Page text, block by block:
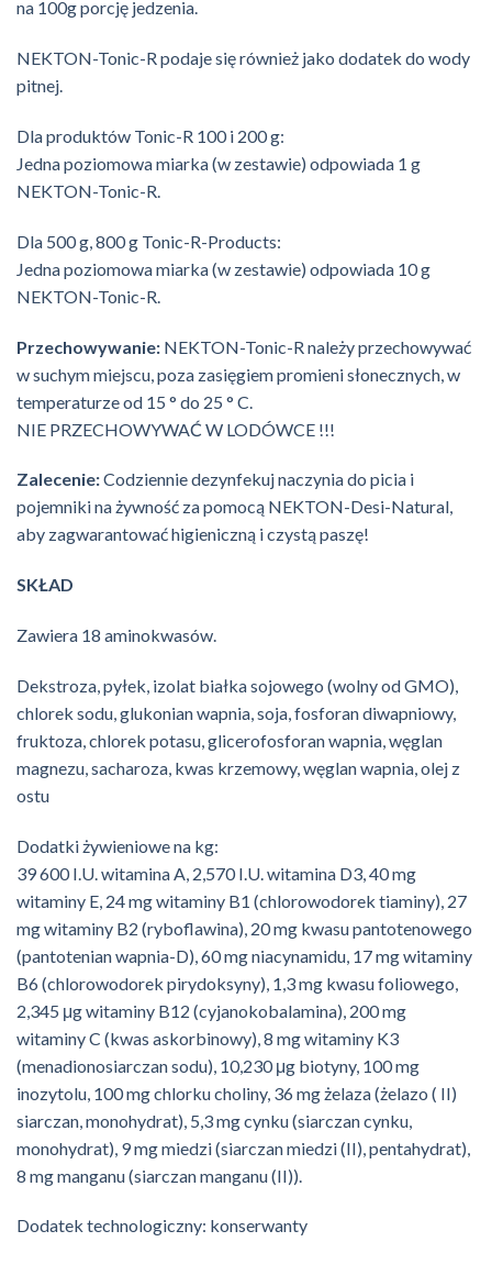
na 100g porcję jedzenia.
NEKTON-Tonic-R podaje się również jako dodatek do wody
pitnej.
Dla produktów Tonic-R 100 i 200 g:
Jedna poziomowa miarka (w zestawie) odpowiada 1 g
NEKTON-Tonic-R.
Dla 500 g, 800 g Tonic-R-Products:
Jedna poziomowa miarka (w zestawie) odpowiada 10 g
NEKTON-Tonic-R.
Przechowywanie: NEKTON-Tonic-R należy przechowywać
w suchym miejscu, poza zasięgiem promieni słonecznych, w
temperaturze od 15 ° do 25 ° C.
NIE PRZECHOWYWAĆ W LODÓWCE !!!
Zalecenie:Codziennie dezynfekuj naczynia do picia i
pojemniki na żywność za pomocą NEKTON-Desi-Natural,
aby zagwarantować higieniczną i czystą paszę!
SKŁAD
Zawiera 18 aminokwasów.
Dekstroza, pyłek, izolat białka sojowego (wolny od GMO),
chlorek sodu, glukonian wapnia, soja, fosforan diwapniowy,
fruktoza, chlorek potasu, glicerofosforan wapnia, węglan
magnezu, sacharoza, kwas krzemowy, węglan wapnia, olej z
ostu
Dodatki żywieniowe na kg:
39 600 I.U. witamina A, 2,570 I.U. witamina D3, 40 mg
witaminy E, 24 mg witaminy B1 (chlorowodorek tiaminy), 27
mg witaminy B2 (ryboflawina), 20 mg kwasu pantotenowego
(pantotenian wapnia-D), 60 mg niacynamidu, 17 mg witaminy
B6 (chlorowodorek pirydoksyny), 1,3 mg kwasu foliowego,
2,345 μg witaminy B12 (cyjanokobalamina), 200 mg
witaminy C (kwas askorbinowy), 8 mg witaminy K3
(menadionosiarczan sodu), 10,230 μg biotyny, 100 mg
inozytolu, 100 mg chlorku choliny, 36 mg żelaza (żelazo ( II)
siarczan, monohydrat), 5,3 mg cynku (siarczan cynku,
monohydrat), 9 mg miedzi (siarczan miedzi (II), pentahydrat),
8 mg manganu (siarczan manganu (II)).
Dodatek technologiczny: konserwanty